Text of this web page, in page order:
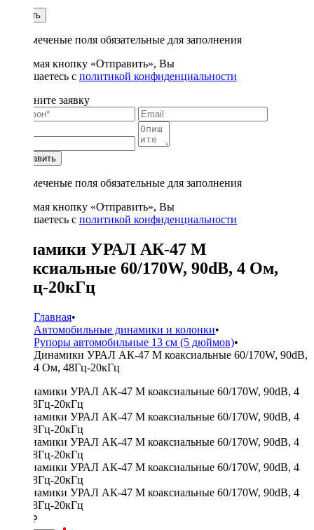
Купить
* - отмеченые поля обязательные для заполнения
Нажимая кнопку «Отправить», Вы
соглашаетесь с политикой конфиденциальности
Заполните заявку
Отправить
* - отмеченые поля обязательные для заполнения
Нажимая кнопку «Отправить», Вы
соглашаетесь с политикой конфиденциальности
Динамики УРАЛ АК-47 М
коаксиальные 60/170W, 90dB, 4 Ом,
48Гц-20кГц
Главная•
Автомобильные динамики и колонки•
Рупоры автомобильные 13 см (5 дюймов)•
Динамики УРАЛ АК-47 М коаксиальные 60/170W, 90dB,
4 Ом, 48Гц-20кГц
4790 ₽